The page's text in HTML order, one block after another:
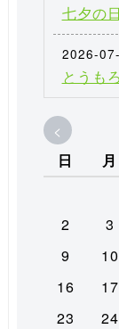
七夕の
2026-
とうも
<
日
月
2
3
9
10
16
17
23
24